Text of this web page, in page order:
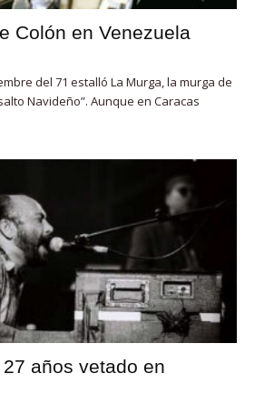
Colón en Venezuela
del 71 estalló La Murga, la murga de
Navideño”. Aunque en Caracas
años vetado en